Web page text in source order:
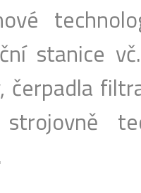
stanice
čerpadla